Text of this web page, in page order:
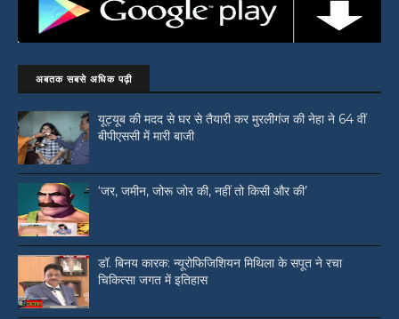
अबतक सबसे अधिक पढ़ी
यूट्यूब की मदद से घर से तैयारी कर मुरलीगंज की नेहा ने 64 वीं
बीपीएससी में मारी बाजी
‘जर, जमीन, जोरू जोर की, नहीं तो किसी और की’
डॉ. बिनय कारक: न्यूरोफिजिशियन मिथिला के सपूत ने रचा
चिकित्सा जगत में इतिहास